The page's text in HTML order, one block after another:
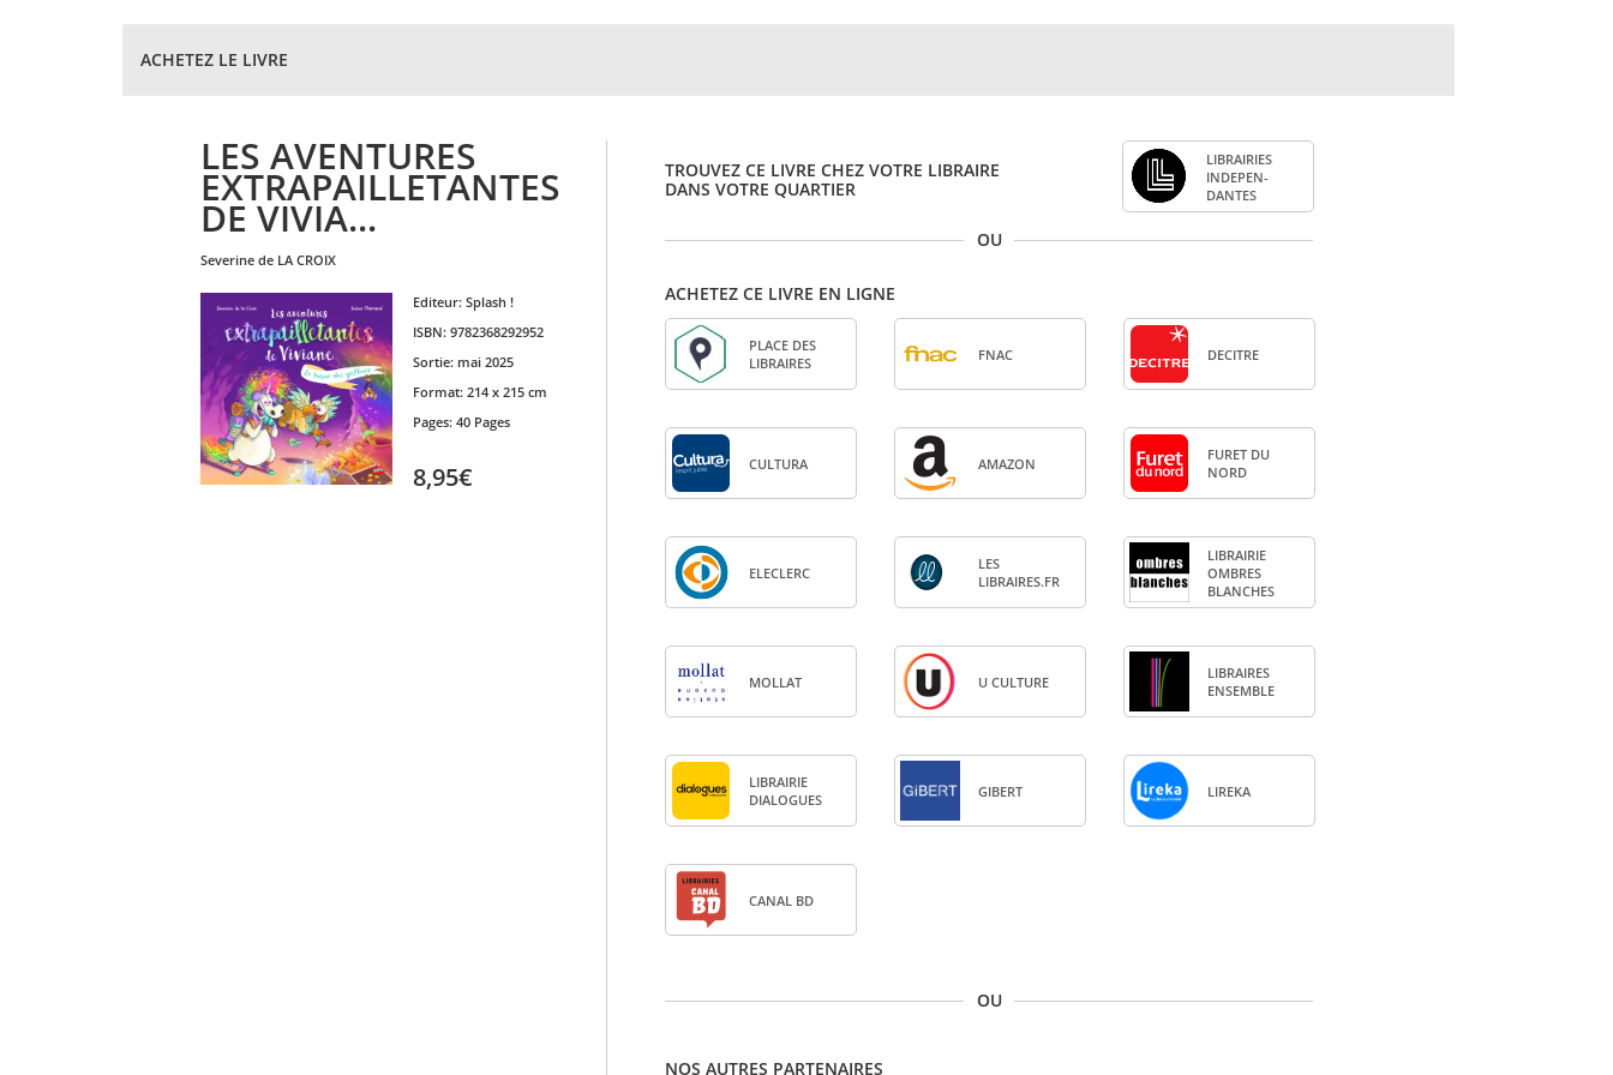
ACHETEZ LE LIVRE
LES AVENTURES
EXTRAPAILLETANTES
DE VIVIA...
severine de LA CROIX
Editeur: Splash !
ISBN: 9782368292952
Sortie: mai 2025
Format: 214 x 215 cm
Pages: 40 Pages
8,95€
TROUVEZ CE LIVRE CHEZ VOTRE LIBRAIRE
DANS VOTRE QUARTIER
LIBRAI­RIES
INDE­PEN­
DANTES
OU
ACHETEZ CE LIVRE EN LIGNE
PLACE DES
LIBRAIRES
FNAC DECITRE
CULTURA AMA­ZON
FURET DU
NORD
ELE­CLERC
LES
LIBRAIRES.FR
LIBRAI­RIE
OMBRES
BLANCHES
MOL­LAT U CULTURE
LIBRAIRES
ENSEMBLE
LIBRAI­RIE
DIA­LOGUES
GIBERT LIREKA
CANAL BD
OU
NOS AUTRES PARTENAIRES